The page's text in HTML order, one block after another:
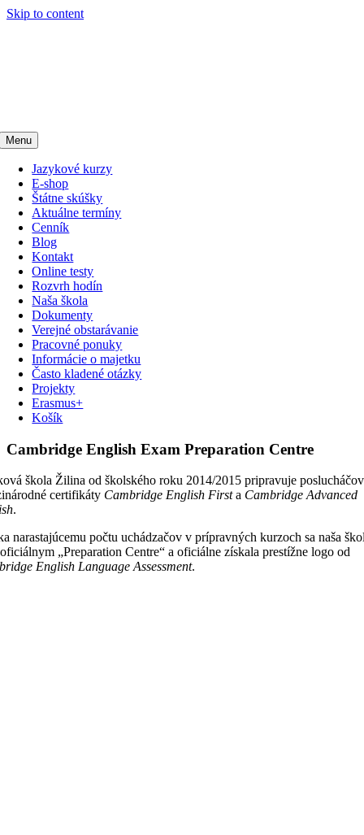
Skip to content
Menu
Jazykové kurzy
E-shop
Štátne skúšky
Aktuálne termíny
Cenník
Blog
Kontakt
Online testy
Rozvrh hodín
Naša škola
Dokumenty
Verejné obstarávanie
Pracovné ponuky
Informácie o majetku
Často kladené otázky
Projekty
Erasmus+
Košík
Cambridge English Exam Preparation Centre
škola Žilina od školského roku 2014/2015 pripravuje
certifikáty Cambridge English Firsta Cambridge Advanced
.
narastajúcemu počtu uchádzačov v prípravných kurzoch sa naša
„Preparation Centre“ a oficiálne získala prestížne logo od
English Language Assessment.